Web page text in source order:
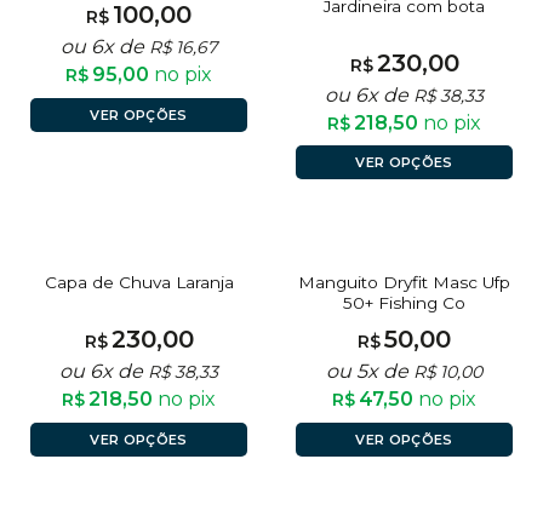
R$ 100,00
ou 6x de R$ 16,67
R$ 95,00 no pix
VER OPÇÕES
Jardineira com bota
R$230,00
ou 6x de R$38,33
R$218,50 no pix
VER OPÇÕES
Capa de Chuva Laranja
R$230,00
ou 6x de R$38,33
R$218,50 no pix
VER OPÇÕES
Manguito Dryfit Masc Ufp
50+ Fishing Co
R$50,00
ou 5x de R$ 10,00
R$ 47,50 no pix
VER OPÇÕES